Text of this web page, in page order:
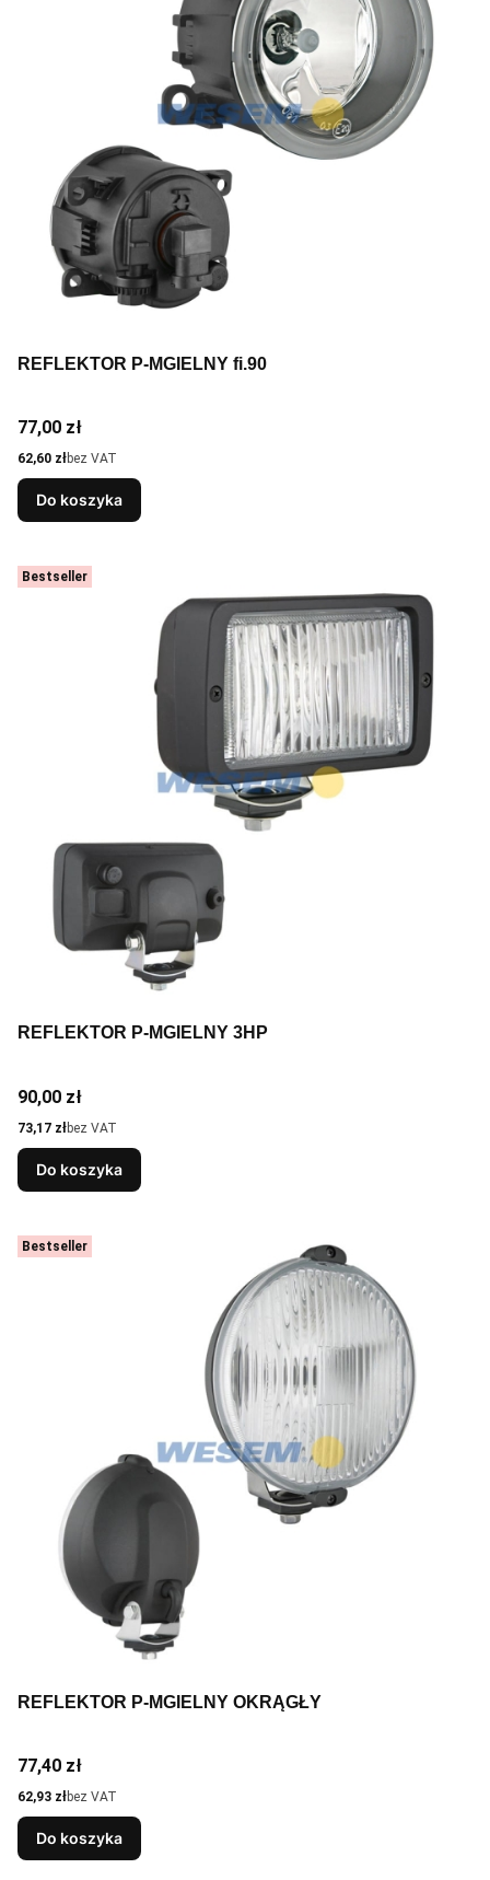
REFLEKTOR P-MGIELNY fi.90
Cena
77,00 zł
Cena
62,60 złbez VAT
Do koszyka
Bestseller
REFLEKTOR P-MGIELNY 3HP
Cena
90,00 zł
Cena
73,17 złbez VAT
Do koszyka
Bestseller
REFLEKTOR P-MGIELNY OKRĄGŁY
Cena
77,40 zł
Cena
62,93 złbez VAT
Do koszyka